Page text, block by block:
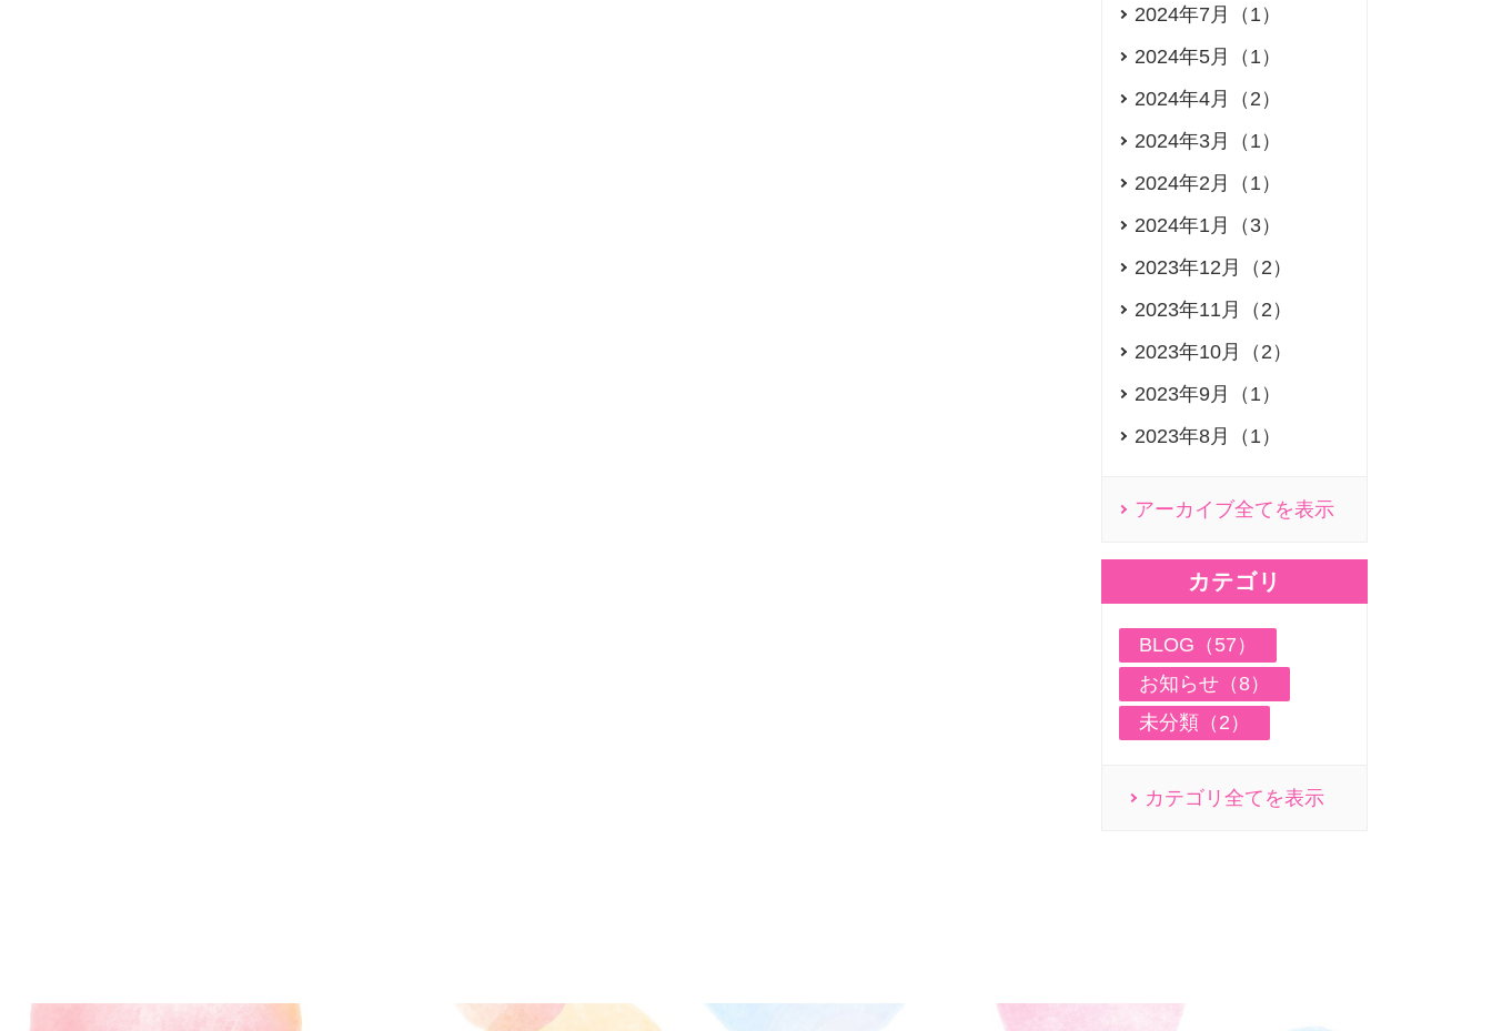
2024年7月（1）
2024年5月（1）
2024年4月（2）
2024年3月（1）
2024年2月（1）
2024年1月（3）
2023年12月（2）
2023年11月（2）
2023年10月（2）
2023年9月（1）
2023年8月（1）
アーカイブ全てを表示
カテゴリ
BLOG（57）
お知らせ（8）
未分類（2）
カテゴリ全てを表示